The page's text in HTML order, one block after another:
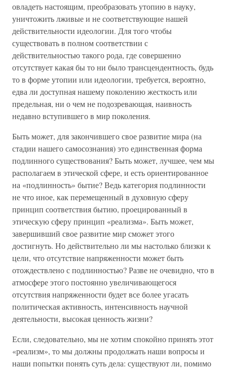
овладеть настоящим, преобразовать утопию в науку,
уничтожить лживые и не соответствующие нашей
действительности идеологии. Для того чтобы
существовать в полном соответствии с
действительностью такого рода, где совершенно
отсутствует какая бы то ни было трансцендентность, будь
то в форме утопии или идеологии, требуется, вероятно,
едва ли доступная нашему поколению жесткость или
предельная, ни о чем не подозревающая, наивность
недавно вступившего в мир поколения.
Быть может, для закончившего свое развитие мира (на
стадии нашего самосознания) это единственная форма
подлинного существования? Быть может, лучшее, чем мы
располагаем в этической сфере, и есть ориентированное
на «подлинность» бытие? Ведь категория подлинности
не что иное, как перемещенный в духовную сферу
принцип соответствия бытию, проецированный в
этическую сферу принцип «реализма». Быть может,
завершивший свое развитие мир сможет этого
достигнуть. Но действительно ли мы настолько близки к
цели, что отсутствие напряженности может быть
отождествлено с подлинностью? Разве не очевидно, что в
атмосфере этого постоянно увеличивающегося
отсутствия напряженности будет все более угасать
политическая активность, интенсивность научной
деятельности, высокая ценность жизни?
Если, следовательно, мы не хотим спокойно принять этот
«реализм», то мы должны продолжать наши вопросы и
наши попытки понять суть дела: существуют ли, помимо